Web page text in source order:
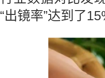
“出镜率”达到了